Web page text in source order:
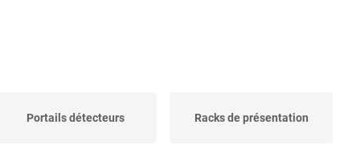
Portails détecteurs Racks de présentation